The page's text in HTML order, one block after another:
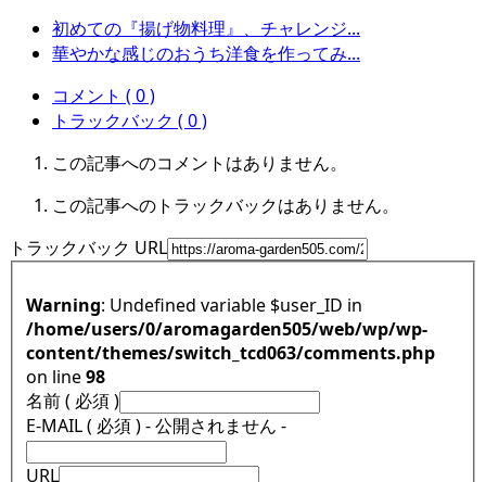
初めての『揚げ物料理』、チャレンジ...
華やかな感じのおうち洋食を作ってみ...
コメント ( 0 )
トラックバック ( 0 )
この記事へのコメントはありません。
この記事へのトラックバックはありません。
トラックバック URL
Warning : Undefined variable $user_ID in
/home/users/0/aromagarden505/web/wp/wp-
content/themes/switch_tcd063/comments.php
on line98
名前 ( 必須 )
E-MAIL ( 必須 ) - 公開されません -
URL